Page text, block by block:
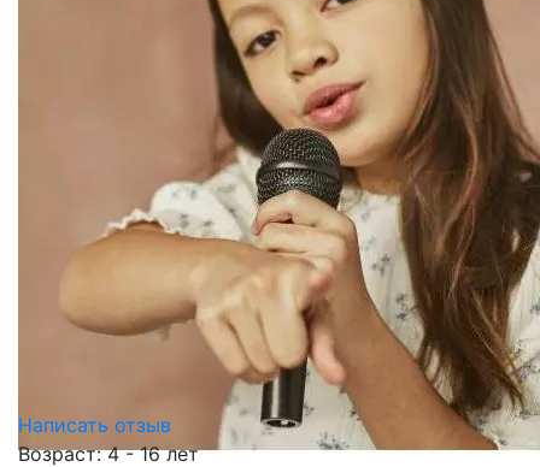
Написать отзыв
Возраст: 4 - 16 лет